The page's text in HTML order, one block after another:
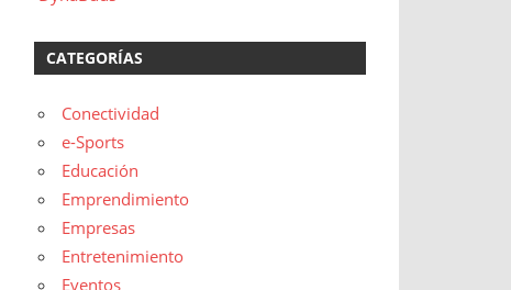
CATEGORÍAS
Conectividad
e-Sports
Educación
Emprendimiento
Empresas
Entretenimiento
Eventos